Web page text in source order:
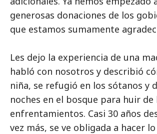
generosas donaciones de los
que estamos sumamente
Les dejo la experiencia de una
habló con nosotros y describió
niña, se refugió en los sótanos y
noches en el bosque para huir de
enfrentamientos. Casi 30 años
vez más, se ve obligada a hacer